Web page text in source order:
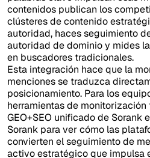
contenidos publican los
clústeres de contenido
autoridad, haces seguimiento
autoridad de dominio y mides
en buscadores tradicionales.
Esta integración hace que la
menciones se traduzca
posicionamiento. Para los
herramientas de
GEO+SEO unificado de Sorank
Sorank para ver cómo las
convierten el seguimiento de
activo estratégico que impulsa